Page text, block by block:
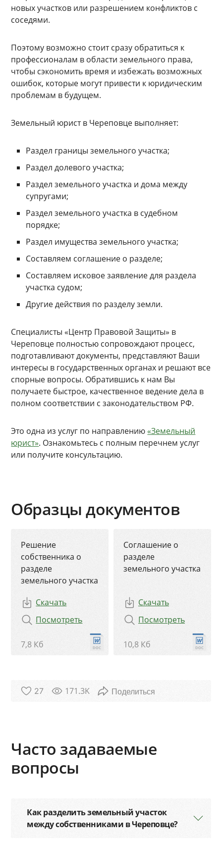
новых участков или разрешением конфликтов с
соседями.
Поэтому возможно стоит сразу обратиться к
профессионалам в области земельного права,
чтобы сэкономить время и избежать возможных
ошибок, которые могут привести к юридическим
проблемам в будущем.
Земельный юрист в Череповце выполняет:
Раздел границы земельного участка;
Раздел долевого участка;
Раздел земельного участка и дома между
супругами;
Раздел земельного участка в судебном
порядке;
Раздел имущества земельного участка;
Составляем соглашение о разделе;
Составляем исковое заявление для раздела
участка судом;
Другие действия по разделу земли.
Специалисты «Центр Правовой Защиты» в
Череповце полностью сопровождают процесс,
подготавливают документы, представляют Ваши
интересы в государственных органах и решают все
спорные вопросы. Обратившись к нам Вы
получаете быстрое, качественное ведение дела в
полном соответствии с законодательством РФ.
Это одна из услуг по направлению «Земельный
юрист». Ознакомьтесь с полным перечнем услуг
или получите консультацию.
Образцы документов
Решение
собственника о
разделе
земельного участка
Скачать
Посмотреть
7,8 Кб
Соглашение о
разделе
земельного участка
Скачать
Посмотреть
10,8 Кб
27 171.3K
Часто задаваемые
вопросы
Как разделить земельный участок
между собственниками в Череповце?